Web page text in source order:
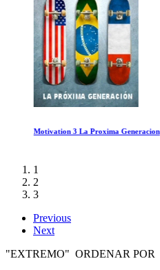
Motivation 3 La Proxima Generacion
1
2
3
Previous
Next
"EXTREMO" ORDENAR POR